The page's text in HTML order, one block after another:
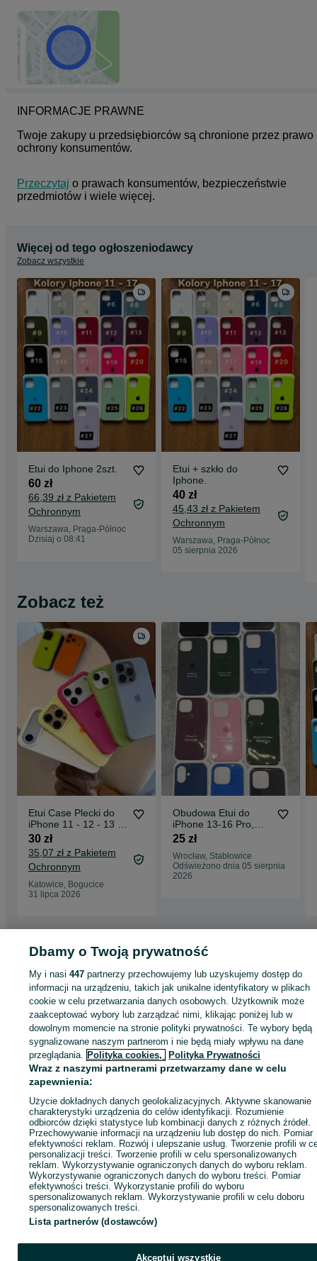
INFORMACJE PRAWNE
Twoje zakupy u przedsiębiorców są chronione przez prawo
ochrony konsumentów.
Przeczytaj o prawach konsumentów, bezpieczeństwie
przedmiotów i wiele więcej.
Więcej od tego ogłoszeniodawcy
Zobacz wszystkie
Etui do Iphone 2szt.
60 zł
66,39 zł z Pakietem
Ochronnym
Warszawa, Praga-Północ
Dzisiaj o 08:41
Etui + szkło do
Iphone.
40 zł
45,43 zł z Pakietem
Ochronnym
Warszawa, Praga-Północ
05 sierpnia 2026
Zobacz też
Etui Case Plecki do
iPhone 11 - 12 - 13 -
14 - 15 - 16 - 17 | Pro
Max Plus Mini
Obudowa Ochronna
Pokrowiec Nakładka
30 zł
35,07 zł z Pakietem
Ochronnym
Katowice, Bogucice
31 lipca 2026
Obudowa Etui do
iPhone 13-16 Pro,
Pro Max, Silicone
25 zł
Wrocław, Stabłowice
Odświeżono dnia 05 sierpnia
2026
Strona główna Elektronika Telefony Akcesoria
KATEGORIA
ID:1077074449 Wyświetlenia:
Wyślij wiadomość
Dbamy o Twoją prywatność
My i nasi447 partnerzy przechowujemy lub uzyskujemy dostęp do
informacji na urządzeniu, takich jak unikalne identyfikatory w plikach
cookie w celu przetwarzania danych osobowych. Użytkownik może
zaakceptować wybory lub zarządzać nimi, klikając poniżej lub w
dowolnym momencie na stronie polityki prywatności. Te wybory będą
sygnalizowane naszym partnerom i nie będą miały wpływu na dane
przeglądania. Polityka cookies, Polityka Prywatności
Wraz z naszymi partnerami przetwarzamy dane w celu
zapewnienia:
Użycie dokładnych danych geolokalizacyjnych. Aktywne skanowanie
charakterystyki urządzenia do celów identyfikacji. Rozumienie
odbiorców dzięki statystyce lub kombinacji danych z różnych źródeł.
Przechowywanie informacji na urządzeniu lub dostęp do nich. Pomiar
efektywności reklam. Rozwój i ulepszanie usług. Tworzenie profili w
personalizacji treści. Tworzenie profili w celu spersonalizowanych
reklam. Wykorzystywanie ograniczonych danych do wyboru reklam.
Wykorzystywanie ograniczonych danych do wyboru treści. Pomiar
efektywności treści. Wykorzystanie profili do wyboru
spersonalizowanych reklam. Wykorzystywanie profili w celu doboru
spersonalizowanych treści.
Lista partnerów (dostawców)
Akceptuj wszystkie